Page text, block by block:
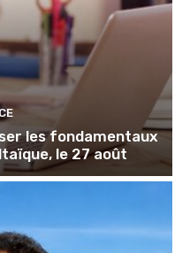
les fondamentaux
le 27 août